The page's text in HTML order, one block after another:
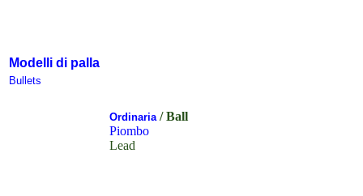
Modelli di palla
Bullets
Ordinaria / Ball
Piombo
Lead